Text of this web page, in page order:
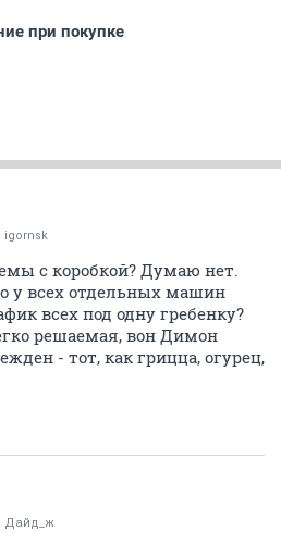
при покупке
igornsk
с коробкой? Думаю нет.
у всех отдельных машин
всех под одну гребенку?
решаемая, вон Димон
- тот, как грицца, огурец,
Дайд_ж